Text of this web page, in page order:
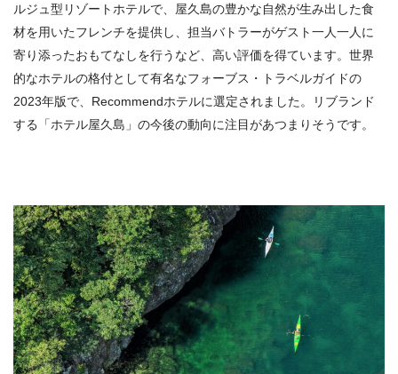
ルジュ型リゾートホテルで、屋久島の豊かな自然が生み出した食
材を用いたフレンチを提供し、担当バトラーがゲスト一人一人に
寄り添ったおもてなしを行うなど、高い評価を得ています。世界
的なホテルの格付として有名なフォーブス・トラベルガイドの
2023年版で、Recommendホテルに選定されました。リブランド
する「ホテル屋久島」の今後の動向に注目があつまりそうです。